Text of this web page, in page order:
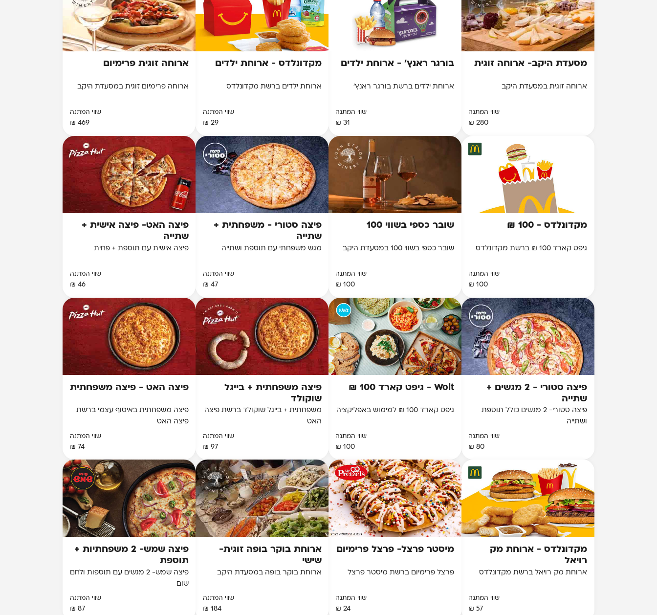
מסעדת היקב- ארוחה זוגית
ארוחה זוגית במסעדת היקב
שווי המתנה
280 ₪
בורגר ראנץ' - ארוחת ילדים
ארוחת ילדים ברשת בורגר ראנץ'
שווי המתנה
31 ₪
מקדונלדס - ארוחת ילדים
ארוחת ילדים ברשת מקדונלדס
שווי המתנה
29 ₪
ארוחה זוגית פרימיום
ארוחה פרימיום זוגית במסעדת היקב
שווי המתנה
469 ₪
מקדונלדס - 100 ₪
גיפט קארד 100 ₪ ברשת מקדונלדס
שווי המתנה
100 ₪
שובר כספי בשווי 100
שובר כספי בשווי 100 במסעדת היקב
שווי המתנה
100 ₪
פיצה סטורי - משפחתית +
שתייה
מגש משפחתי עם תוספת ושתייה
שווי המתנה
47 ₪
פיצה האט- פיצה אישית +
שתייה
פיצה אישית עם תוספת + פחית
שווי המתנה
46 ₪
פיצה סטורי - 2 מגשים +
שתייה
פיצה סטורי- 2 מגשים כולל תוספת
ושתייה
שווי המתנה
80 ₪
Wolt - גיפט קארד 100 ₪
גיפט קארד 100 ₪ למימוש באפליקציה
שווי המתנה
100 ₪
פיצה משפחתית + בייגל
שוקולד
משפחתית + בייגל שוקולד ברשת פיצה
האט
שווי המתנה
97 ₪
פיצה האט - פיצה משפחתית
פיצה משפחתית באיסוף עצמי ברשת
פיצה האט
שווי המתנה
74 ₪
מקדונלדס - ארוחת מק
רויאל
ארוחת מק רויאל ברשת מקדונלדס
שווי המתנה
57 ₪
מיסטר פרצל- פרצל פרימיום
פרצל פרימיום ברשת מיסטר פרצל
שווי המתנה
24 ₪
ארוחת בוקר בופה זוגית-
שישי
ארוחת בוקר בופה במסעדת היקב
שווי המתנה
184 ₪
פיצה שמש- 2 משפחתיות +
תוספת
פיצה שמש- 2 מגשים עם תוספות ולחם
שום
שווי המתנה
87 ₪